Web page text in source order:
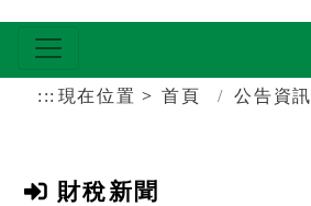
::: 現在位置 首頁 公告資訊
財稅新聞